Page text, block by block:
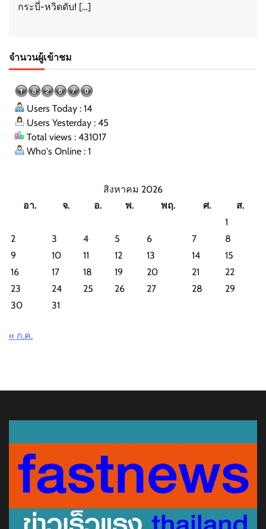
กระบี่-หวิดดับ! […]
จำนวนผู้เข้าชม
Users Today : 14
Users Yesterday : 45
Total views : 431017
Who's Online : 1
สิงหาคม 2026
อา.
จ. อ. พ. พฤ. ศ.
ส.
1
2
3 4 5 6 7
8
9
10 11 12 13 14
15
16
17 18 19 20 21
22
23
24 25 26 27 28
29
30
31
« ก.ค.